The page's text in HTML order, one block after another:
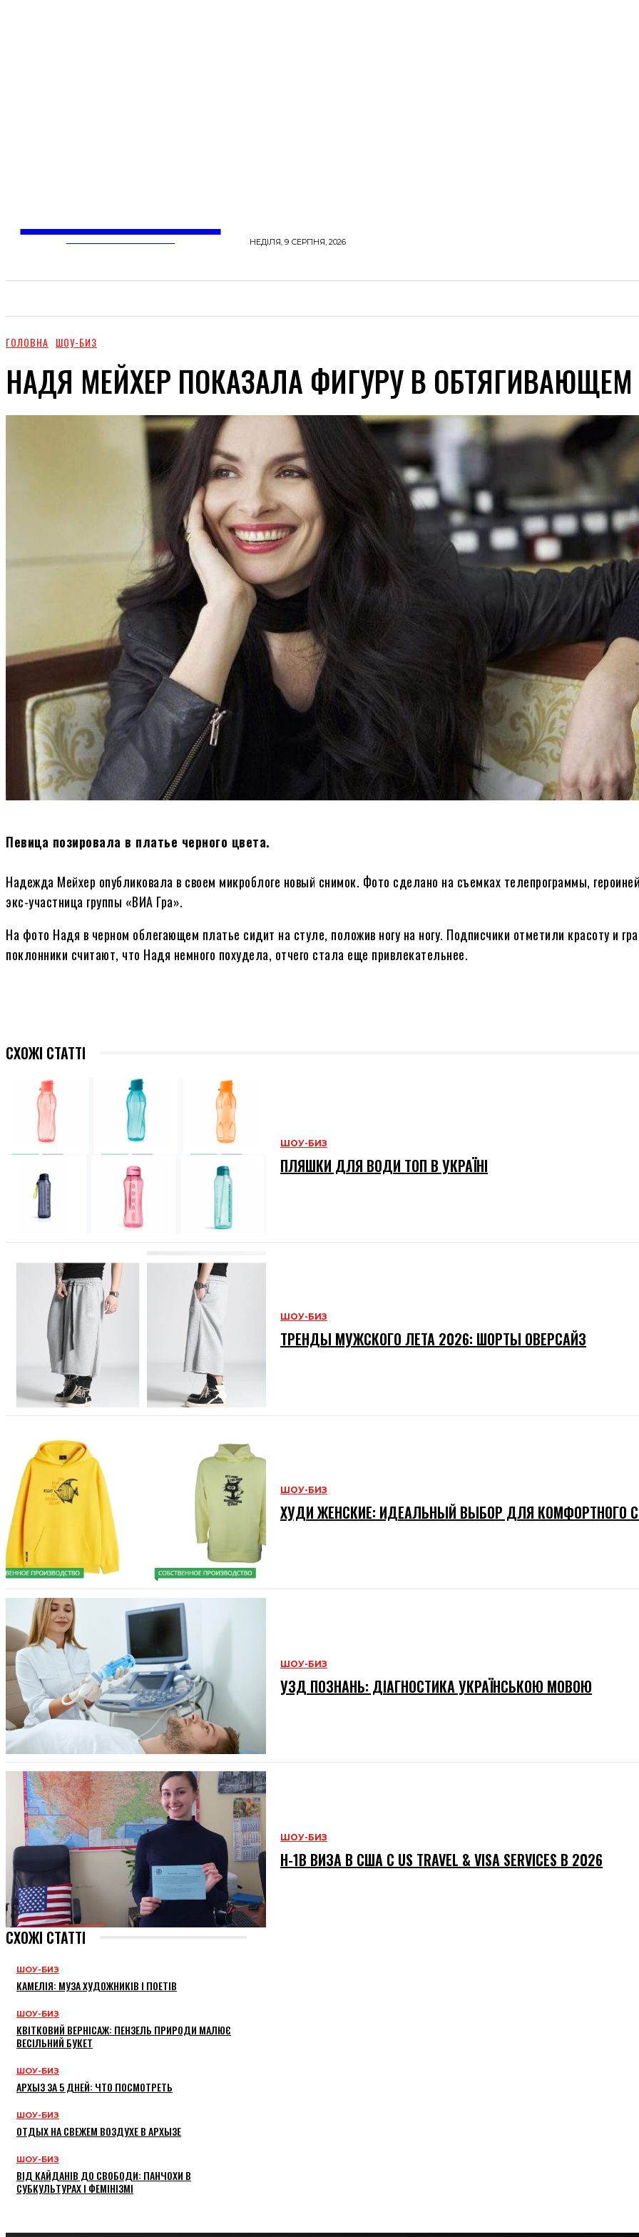
НЕДІЛЯ, 9 СЕРПНЯ, 2026
ГОЛОВНА ШОУ-БИЗ
НАДЯ МЕЙХЕР ПОКАЗАЛА ФИГУРУ В
Певица позировала в платье черного цвета.
Надежда Мейхер опубликовала в своем микроблоге новый снимок. Фото сделано на съемках телепрограммы,
экс-участница группы «ВИА Гра».
На фото Надя в черном облегающем платье сидит на стуле, положив ногу на ногу. Подписчики отметили красоту и
поклонники считают, что Надя немного похудела, отчего стала еще привлекательнее.
СХОЖІ СТАТТІ
ШОУ-БИЗ
ПЛЯШКИ ДЛЯ ВОДИ ТОП В УКРАЇНІ
ШОУ-БИЗ
ТРЕНДЫ МУЖСКОГО ЛЕТА 2026: ШОРТЫ ОВЕРСАЙЗ
ШОУ-БИЗ
ХУДИ ЖЕНСКИЕ: ИДЕАЛЬНЫЙ ВЫБОР ДЛЯ КОМФОРТНОГО
ШОУ-БИЗ
УЗД ПОЗНАНЬ: ДІАГНОСТИКА УКРАЇНСЬКОЮ МОВОЮ
ШОУ-БИЗ
H-1B ВИЗА В США С US TRAVEL & VISA SERVICES В 2026
СХОЖІ СТАТТІ
ШОУ-БИЗ
КАМЕЛІЯ: МУЗА ХУДОЖНИКІВ І ПОЕТІВ
ШОУ-БИЗ
КВІТКОВИЙ ВЕРНІСАЖ: ПЕНЗЕЛЬ ПРИРОДИ МАЛЮЄ
ВЕСІЛЬНИЙ БУКЕТ
ШОУ-БИЗ
АРХЫЗ ЗА 5 ДНЕЙ: ЧТО ПОСМОТРЕТЬ
ШОУ-БИЗ
ОТДЫХ НА СВЕЖЕМ ВОЗДУХЕ В АРХЫЗЕ
ШОУ-БИЗ
ВІД КАЙДАНІВ ДО СВОБОДИ: ПАНЧОХИ В
СУБКУЛЬТУРАХ І ФЕМІНІЗМІ